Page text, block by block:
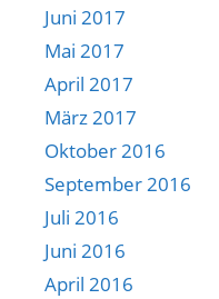
Juni 2017
Mai 2017
April 2017
März 2017
Oktober 2016
September 2016
Juli 2016
Juni 2016
April 2016